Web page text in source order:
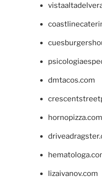
dmtacos.com
hornopizza.com
lizaivanov.com